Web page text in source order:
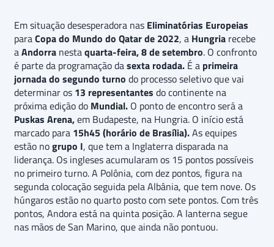
Em situação desesperadora nas Eliminatórias Europeias
paraCopa do Mundo do Qatar de 2022, a Hungria recebe
aAndorra nestaquarta-feira, 8 de setembro. O confronto
é parte da programação dasexta rodada. É a primeira
jornada do segundo turno do processo seletivo que vai
determinar os 13 representantes do continente na
próxima edição do Mundial. O ponto de encontro será a
Puskas Arena,em Budapeste, na Hungria. O início está
marcado para 15h45 (horário de Brasília).As equipes
estão nogrupo I, que tem a Inglaterra disparada na
liderança. Os ingleses acumularam os 15 pontos possíveis
no primeiro turno. A Polônia, com dez pontos, figura na
segunda colocação seguida pela Albânia, que tem nove. Os
húngaros estão no quarto posto com sete pontos. Com três
pontos, Andora está na quinta posição. A lanterna segue
nas mãos de San Marino, que ainda não pontuou.